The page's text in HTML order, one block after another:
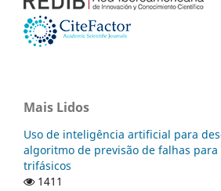
Mais Lidos
Uso de inteligência artificial para
algoritmo de previsão de falhas
trifásicos
1411